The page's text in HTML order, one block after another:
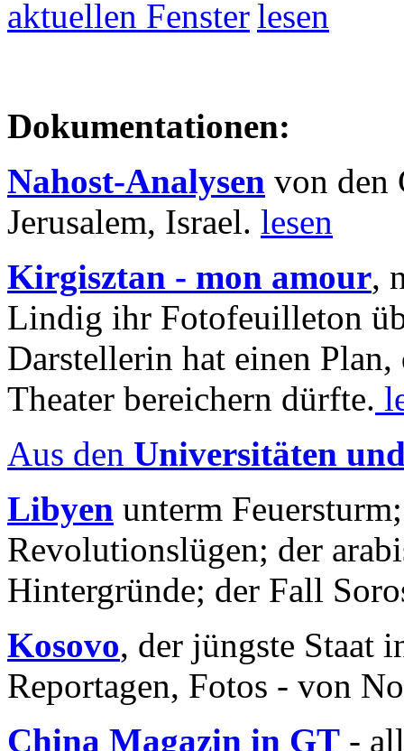
lesen
Dokumentationen:
Nahost-Analysen von den
Jerusalem, Israel. lesen
Kirgisztan - mon amour,
Lindig ihr Fotofeuilleton
Darstellerin hat einen Plan,
Theater bereichern dürfte.
Aus den Universitäten
Libyen unterm
Revolutionslügen; der
Hintergründe; der Fall
Kosovo, der jüngste Staat
Reportagen, Fotos - von
China Magazin in GT -